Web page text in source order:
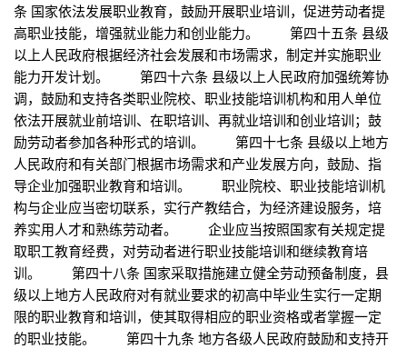
条 国家依法发展职业教育，鼓励开展职业培训，促进劳动者提
高职业技能，增强就业能力和创业能力。 第四十五条 县级
以上人民政府根据经济社会发展和市场需求，制定并实施职业
能力开发计划。 第四十六条 县级以上人民政府加强统筹协
调，鼓励和支持各类职业院校、职业技能培训机构和用人单位
依法开展就业前培训、在职培训、再就业培训和创业培训；鼓
励劳动者参加各种形式的培训。 第四十七条 县级以上地方
人民政府和有关部门根据市场需求和产业发展方向，鼓励、指
导企业加强职业教育和培训。 职业院校、职业技能培训机
构与企业应当密切联系，实行产教结合，为经济建设服务，培
养实用人才和熟练劳动者。 企业应当按照国家有关规定提
取职工教育经费，对劳动者进行职业技能培训和继续教育培
训。 第四十八条 国家采取措施建立健全劳动预备制度，县
级以上地方人民政府对有就业要求的初高中毕业生实行一定期
限的职业教育和培训，使其取得相应的职业资格或者掌握一定
的职业技能。 第四十九条 地方各级人民政府鼓励和支持开